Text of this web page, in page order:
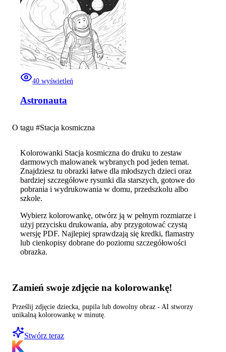
40 wyświetleń
Astronauta
O tagu #Stacja kosmiczna
Kolorowanki Stacja kosmiczna do druku to zestaw
darmowych malowanek wybranych pod jeden temat.
Znajdziesz tu obrazki łatwe dla młodszych dzieci oraz
bardziej szczegółowe rysunki dla starszych, gotowe do
pobrania i wydrukowania w domu, przedszkolu albo
szkole.
Wybierz kolorowankę, otwórz ją w pełnym rozmiarze i
użyj przycisku drukowania, aby przygotować czystą
wersję PDF. Najlepiej sprawdzają się kredki, flamastry
lub cienkopisy dobrane do poziomu szczegółowości
obrazka.
Zamień swoje zdjęcie na kolorowankę!
Prześlij zdjęcie dziecka, pupila lub dowolny obraz - AI stworzy
unikalną kolorowankę w minutę.
Stwórz teraz